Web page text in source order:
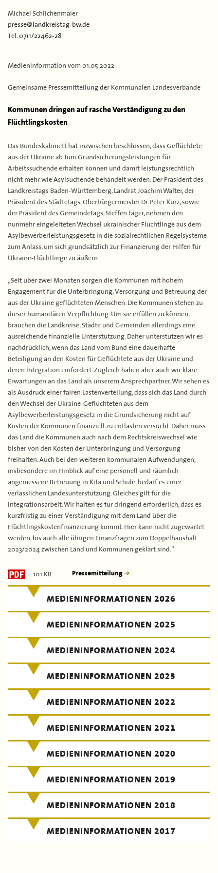
Kontakt
Partner
Flächen & Einwohner
Michael Schlichenmaier
presse@landkreistag-bw.de
Tel. 0711/22462-28
Medieninformation vom 01.05.2022
Gemeinsame Pressemitteilung der Kommunalen Landesverbände
Kommunen dringen auf rasche Verständigung zu den
Flüchtlingskosten
Das Bundeskabinett hat inzwischen beschlossen, dass Geflüchtete
aus der Ukraine ab Juni Grundsicherungsleistungen für
Arbeitssuchende erhalten können und damit leistungsrechtlich
nicht mehr wie Asylsuchende behandelt werden. Der Präsident des
Landkreistags Baden-Württemberg, Landrat Joachim Walter, der
Präsident des Städtetags, Oberbürgermeister Dr. Peter Kurz, sowie
der Präsident des Gemeindetags, Steffen Jäger, nehmen den
nunmehr eingeleiteten Wechsel ukrainischer Flüchtlinge aus dem
Asylbewerberleistungsgesetz in die sozialrechtlichen Regelsysteme
zum Anlass, um sich grundsätzlich zur Finanzierung der Hilfen für
Ukraine-Flüchtlinge zu äußern:
„Seit über zwei Monaten sorgen die Kommunen mit hohem
Engagement für die Unterbringung, Versorgung und Betreuung der
aus der Ukraine geflüchteten Menschen. Die Kommunen stehen zu
dieser humanitären Verpflichtung. Um sie erfüllen zu können,
brauchen die Landkreise, Städte und Gemeinden allerdings eine
ausreichende finanzielle Unterstützung. Daher unterstützen wir es
nachdrücklich, wenn das Land vom Bund eine dauerhafte
Beteiligung an den Kosten für Geflüchtete aus der Ukraine und
deren Integration einfordert. Zugleich haben aber auch wir klare
Erwartungen an das Land als unserem Ansprechpartner. Wir sehen es
als Ausdruck einer fairen Lastenverteilung, dass sich das Land durch
den Wechsel der Ukraine-Geflüchteten aus dem
Asylbewerberleistungsgesetz in die Grundsicherung nicht auf
Kosten der Kommunen finanziell zu entlasten versucht. Daher muss
das Land die Kommunen auch nach dem Rechtskreiswechsel wie
bisher von den Kosten der Unterbringung und Versorgung
freihalten. Auch bei den weiteren kommunalen Aufwendungen,
insbesondere im Hinblick auf eine personell und räumlich
angemessene Betreuung in Kita und Schule, bedarf es einer
verlässlichen Landesunterstützung. Gleiches gilt für die
Integrationsarbeit. Wir halten es für dringend erforderlich, dass es
kurzfristig zu einer Verständigung mit dem Land über die
Flüchtlingskostenfinanzierung kommt. Hier kann nicht zugewartet
werden, bis auch alle übrigen Finanzfragen zum Doppelhaushalt
2023/2024 zwischen Land und Kommunen geklärt sind.“
101 KB Pressemitteilung
MEDIENINFORMATIONEN 2026
MEDIENINFORMATIONEN 2025
MEDIENINFORMATIONEN 2024
MEDIENINFORMATIONEN 2023
MEDIENINFORMATIONEN 2022
MEDIENINFORMATIONEN 2021
MEDIENINFORMATIONEN 2020
MEDIENINFORMATIONEN 2019
MEDIENINFORMATIONEN 2018
MEDIENINFORMATIONEN 2017